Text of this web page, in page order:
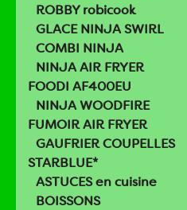
ROBBY robicook
GLACE NINJA SWIRL
COMBI NINJA
NINJA AIR FRYER
FOODI AF400EU
NINJA WOODFIRE
FUMOIR AIR FRYER
GAUFRIER COUPELLES
STARBLUE*
ASTUCES en cuisine
BOISSONS